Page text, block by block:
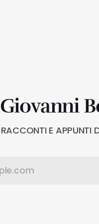
Giovanni
RACCONTI E APPUNTI